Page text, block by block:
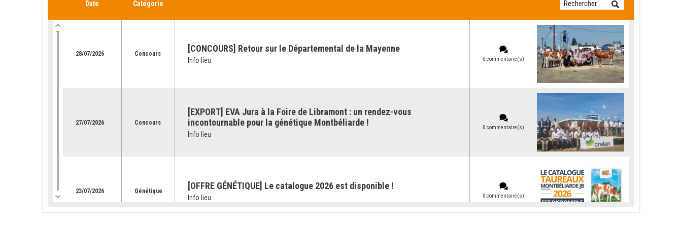
Date Catégorie
28/07/2026 Concours [CONCOURS] Retour sur le Départemental de la Mayenne
Info lieu 0 commentaire(s)
27/07/2026 Concours
[EXPORT] EVA Jura à la Foire de Libramont : un rendez-vous
incontournable pour la génétique Montbéliarde !
Info lieu
0 commentaire(s)
23/07/2026 Génétique [OFFRE GÉNÉTIQUE] Le catalogue 2026 est disponible !
Info lieu 0 commentaire(s)